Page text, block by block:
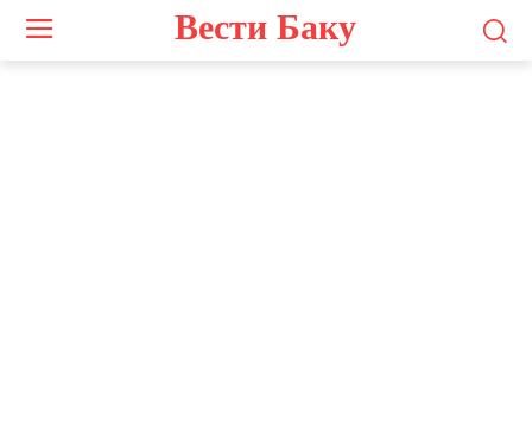
Вести Баку